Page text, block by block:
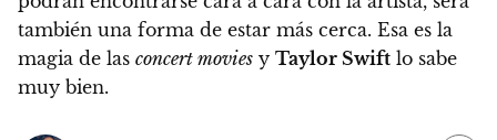
también una forma de estar más cerca. Esa es la
magia de las concert movies y Taylor Swift lo sabe
muy bien.